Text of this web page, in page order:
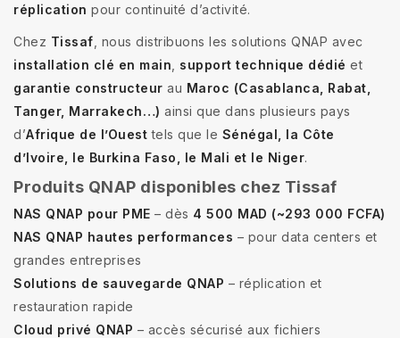
réplication pour continuité d’activité.
Chez Tissaf , nous distribuons les solutions QNAP avec
installation clé en main
support technique dédié et
garantie constructeur au Maroc (Casablanca, Rabat,
Tanger, Marrakech…) ainsi que dans plusieurs pays
d’Afrique de l’Ouest tels que le Sénégal, la Côte
d’Ivoire, le Burkina Faso, le Mali et le Niger.
Produits QNAP disponibles chez Tissaf
NAS QNAP pour PME – dès 4 500 MAD (~293 000 FCFA)
NAS QNAP hautes performances – pour data centers et
grandes entreprises
Solutions de sauvegarde QNAP – réplication et
restauration rapide
Cloud privé QNAP – accès sécurisé aux fichiers